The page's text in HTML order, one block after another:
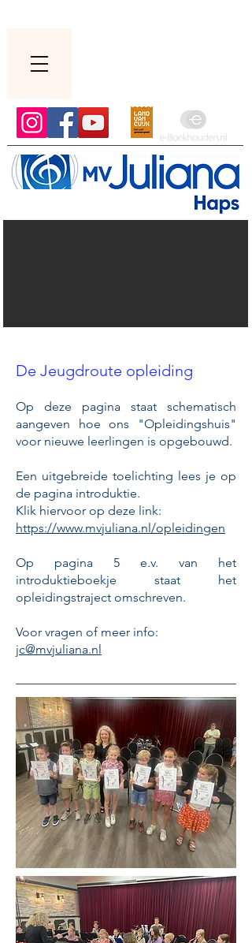
De Jeugdroute opleiding
Op deze pagina staat schematisch
aangeven hoe ons "Opleidingshuis"
voor nieuwe leerlingen is opgebouwd.
Een uitgebreide toelichting lees je op
de pagina introduktie.
Klik hiervoor op deze link:
https://www.mvjuliana.nl/opleidingen
Op pagina 5 e.v. van het
introduktieboekje staat het
opleidingstraject omschreven.
Voor vragen of meer info:
jc@mvjuliana.nl